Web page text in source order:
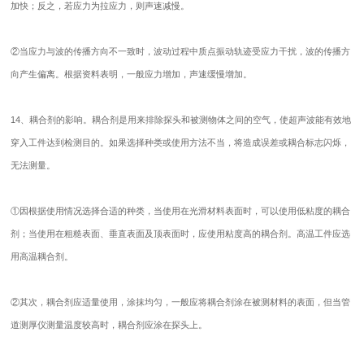
加快；反之，若应力为拉应力，则声速减慢。
②当应力与波的传播方向不一致时，波动过程中质点振动轨迹受应力干扰，波的传播方
向产生偏离。根据资料表明，一般应力增加，声速缓慢增加。
14、耦合剂的影响。耦合剂是用来排除探头和被测物体之间的空气，使超声波能有效地
穿入工件达到检测目的。如果选择种类或使用方法不当，将造成误差或耦合标志闪烁，
无法测量。
①因根据使用情况选择合适的种类，当使用在光滑材料表面时，可以使用低粘度的耦合
剂；当使用在粗糙表面、垂直表面及顶表面时，应使用粘度高的耦合剂。高温工件应选
用高温耦合剂。
②其次，耦合剂应适量使用，涂抹均匀，一般应将耦合剂涂在被测材料的表面，但当管
道测厚仪测量温度较高时，耦合剂应涂在探头上。